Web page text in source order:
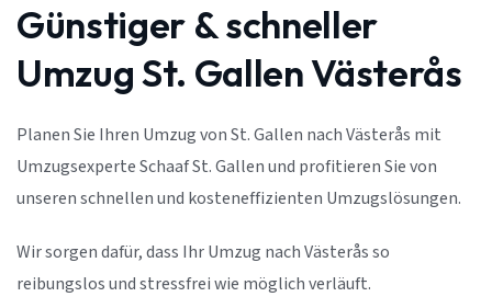
Günstiger & schneller
Umzug St. Gallen Västerås
Planen Sie Ihren Umzug von St. Gallen nach Västerås mit
Umzugsexperte Schaaf St. Gallen und profitieren Sie von
unseren schnellen und kosteneffizienten Umzugslösungen.
Wir sorgen dafür, dass Ihr Umzug nach Västerås so
reibungslos und stressfrei wie möglich verläuft.